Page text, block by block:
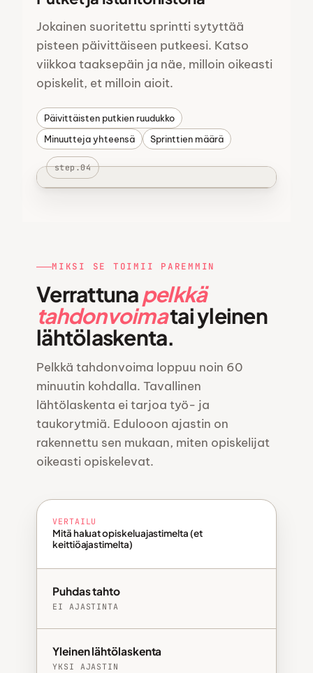
Jokainen suoritettu sprintti sytyttää
pisteen päivittäiseen putkeesi. Katso
viikkoa taaksepäin ja näe, milloin oikeasti
opiskelit, et milloin aioit.
Päivittäisten putkien ruudukko
Minuutteja yhteensä
Sprinttien määrä
step.04
MIKSI SE TOIMII PAREMMIN
Verrattunapelkkä
tahdonvoimatai yleinen
lähtölaskenta.
Pelkkä tahdonvoima loppuu noin 60
minuutin kohdalla. Tavallinen
lähtölaskenta ei tarjoa työ- ja
taukorytmiä. Edulooon ajastin on
rakennettu sen mukaan, miten opiskelijat
oikeasti opiskelevat.
VERTAILU
Mitä haluat opiskeluajastimelta (et
keittiöajastimelta)
Puhdas tahto
EI AJASTINTA
Yleinen lähtölaskenta
YKSI AJASTIN